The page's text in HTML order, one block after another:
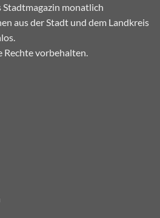
monatlich
aus der Stadt und dem Landkreis
vorbehalten.